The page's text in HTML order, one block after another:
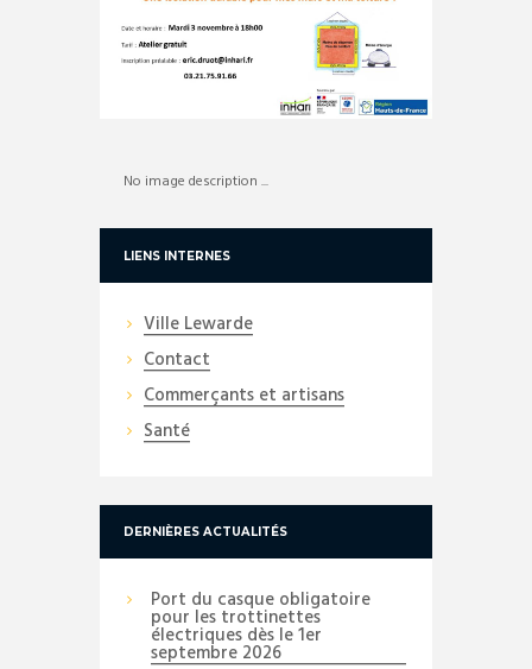
No image description ...
LIENS INTERNES
Ville Lewarde
Contact
Commerçants et artisans
Santé
DERNIÈRES ACTUALITÉS
Port du casque obligatoire
pour les trottinettes
électriques dès le 1er
septembre 2026